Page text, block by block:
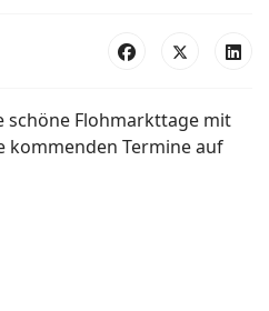
schöne Flohmarkttage mit
kommenden Termine auf